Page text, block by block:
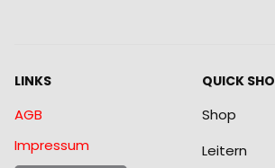
LINKS
AGB
Impressum
QUICK
Shop
Leitern